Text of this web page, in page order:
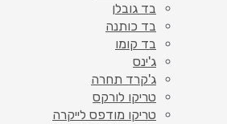
בד גובלן
בד כותנה
בד קומו
ג'ינס
ג'קרד תחרה
טריקו לורקס
טריקו מודפס לייקרה